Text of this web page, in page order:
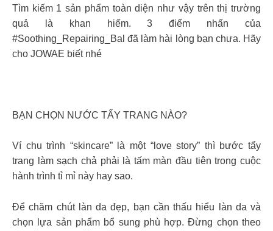
Tìm kiếm 1 sản phẩm toàn diện như vậy trên thị trường
quả là khan hiếm. 3 điểm nhấn của
#Soothing_Repairing_Bal đã làm hài lòng bạn chưa. Hãy
cho JOWAE biết nhé
BẠN CHỌN NƯỚC TẨY TRANG NÀO?
Ví chu trình “skincare” là một “love story” thì bước tẩy
trang làm sạch chả phải là tấm màn đầu tiên trong cuộc
hành trình tỉ mỉ này hay sao.
Để chăm chút làn da đẹp, bạn cần thấu hiểu làn da và
chọn lựa sản phẩm bổ sung phù hợp. Đừng chọn theo